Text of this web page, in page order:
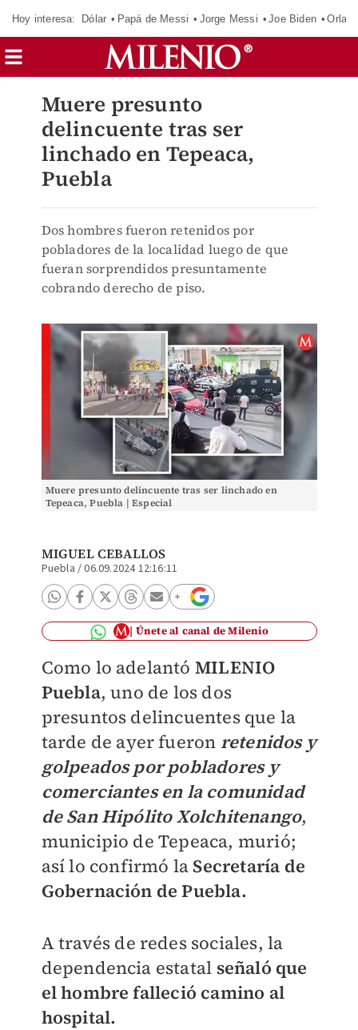
Hoy interesa: Dólar Papá de Messi Jorge Messi Joe Biden
Muere presunto
delincuente tras ser
linchado en Tepeaca,
Puebla
Dos hombres fueron retenidos por
pobladores de la localidad luego de que
fueran sorprendidos presuntamente
cobrando derecho de piso.
Muere presunto delincuente tras ser linchado en
Tepeaca, Puebla | Especial
MIGUEL CEBALLOS
Puebla /06.09.2024 12:16:11
Únete al canal de Milenio
Como lo adelantó MILENIO
Puebla, uno de los dos
presuntos delincuentes que la
tarde de ayer fueron retenidos y
golpeados por pobladores y
comerciantes en la comunidad
de San Hipólito Xolchitenango,
municipio de Tepeaca, murió;
así lo confirmó la Secretaría de
Gobernación de Puebla.
A través de redes sociales, la
dependencia estatal señaló que
el hombre falleció camino al
hospital.